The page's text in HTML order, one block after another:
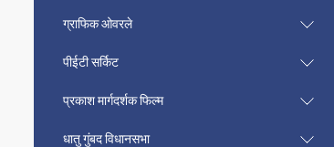
ग्राफिक ओवरले
पीईटी सर्किट
प्रकाश मार्गदर्शक फिल्म
धातु गुंबद विधानसभा